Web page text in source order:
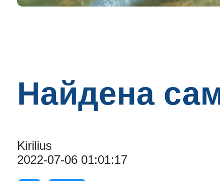
Найдена
Kirilius
2022-07-06 01:01:17